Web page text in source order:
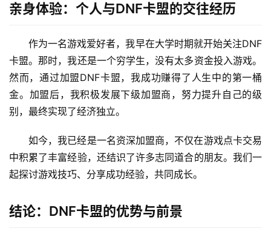
亲身体验：个人与DNF卡盟的交往经历
作为一名游戏爱好者，我早在大学时期就开始关注DNF
卡盟。那时，我还是一个穷学生，没有太多资金投入游戏。
然而，通过加盟DNF卡盟，我成功赚得了人生中的第一桶
金。加盟后，我积极发展下级加盟商，努力提升自己的级
别，最终实现了经济独立。
如今，我已经是一名资深加盟商，不仅在游戏点卡交易
中积累了丰富经验，还结识了许多志同道合的朋友。我们一
起探讨游戏技巧、分享成功经验，共同成长。
结论：DNF卡盟的优势与前景